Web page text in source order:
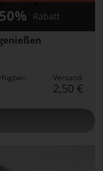
50% Rabatt
Versand:
2,50 €